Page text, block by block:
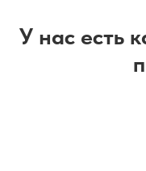
У нас есть